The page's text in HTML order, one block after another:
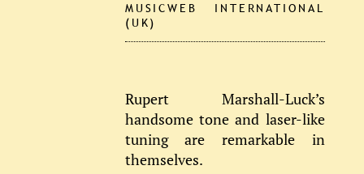
MUSICWEB INTERNATIONAL
(UK)
Rupert Marshall-Luck’s
handsome tone and laser-like
tuning are remarkable in
themselves.